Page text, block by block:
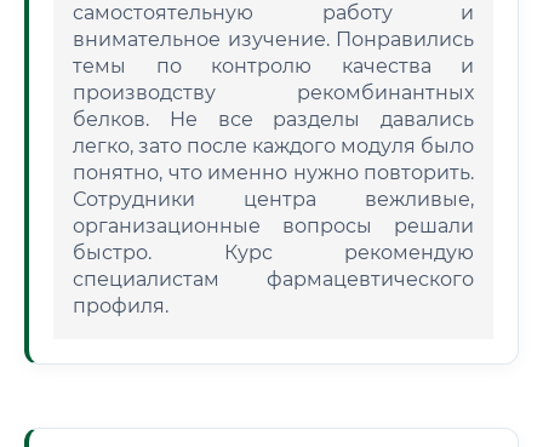
самостоятельную работу и
внимательное изучение. Понравились
темы по контролю качества и
производству рекомбинантных
белков. Не все разделы давались
легко, зато после каждого модуля было
понятно, что именно нужно повторить.
Сотрудники центра вежливые,
организационные вопросы решали
быстро. Курс рекомендую
специалистам фармацевтического
профиля.